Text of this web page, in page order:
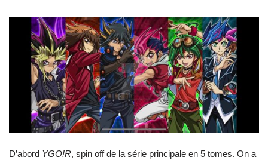
D’abord YGO!R, spin off de la série principale en 5 tomes. On a